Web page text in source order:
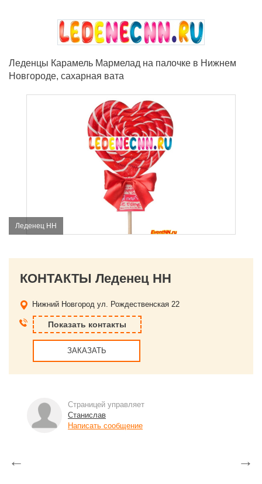
Леденцы Карамель Мармелад на палочке в Нижнем
Новгороде, сахарная вата
Леденец НН
КОНТАКТЫ Леденец НН
Нижний Новгород ул. Рождественская 22
Показать контакты
ЗАКАЗАТЬ
Страницей управляет
Станислав
Написать сообщение
← →